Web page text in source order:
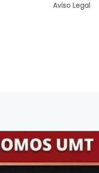
Aviso Legal